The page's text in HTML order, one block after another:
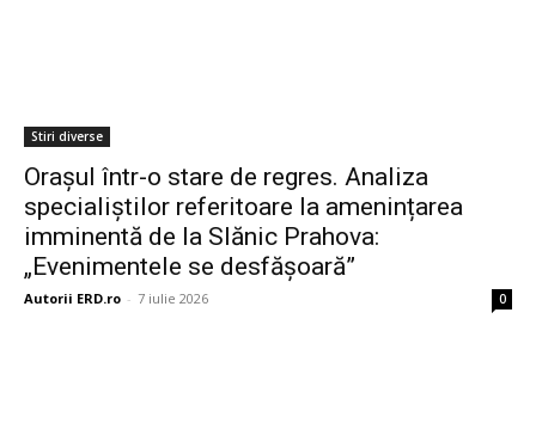
Stiri diverse
Orașul într-o stare de regres. Analiza
specialiștilor referitoare la amenințarea
imminentă de la Slănic Prahova:
„Evenimentele se desfășoară”
Autorii ERD.ro - 7 iulie 2026 0